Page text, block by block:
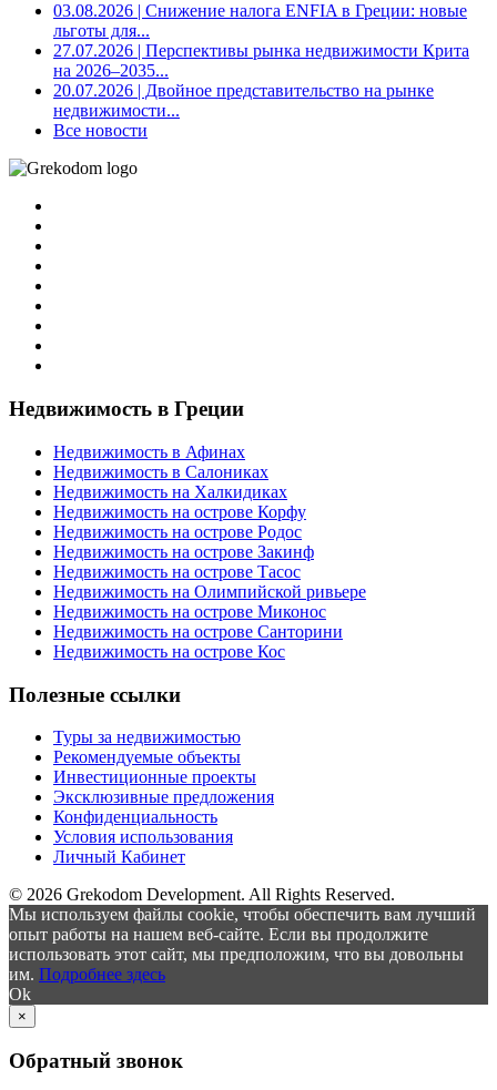
03.08.2026 | Снижение налога ENFIA в Греции: новые
льготы для...
27.07.2026 | Перспективы рынка недвижимости Крита
на 2026–2035...
20.07.2026 | Двойное представительство на рынке
недвижимости...
Все новости
Недвижимость в Греции
Недвижимость в Афинах
Недвижимость в Салониках
Недвижимость на Халкидиках
Недвижимость на острове Корфу
Недвижимость на острове Родос
Недвижимость на острове Закинф
Недвижимость на острове Тасос
Недвижимость на Олимпийской ривьере
Недвижимость на острове Миконос
Недвижимость на острове Санторини
Недвижимость на острове Кос
Полезные ссылки
Туры за недвижимостью
Рекомендуемые объекты
Инвестиционные проекты
Эксклюзивные предложения
Конфиденциальность
Условия использования
Личный Кабинет
© 2026 Grekodom Development. All Rights Reserved.
Мы используем файлы cookie, чтобы обеспечить вам лучший
опыт работы на нашем веб-сайте. Если вы продолжите
использовать этот сайт, мы предположим, что вы довольны
им. Подробнее здесь
Ok
×
Обратный звонок